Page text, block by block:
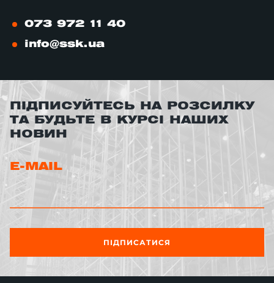
073 972 11 40
info@ssk.ua
ПІДПИСУЙТЕСЬ НА РОЗСИЛКУ
ТА БУДЬТЕ В КУРСІ НАШИХ
НОВИН
E-MAIL
ПІДПИСАТИСЯ